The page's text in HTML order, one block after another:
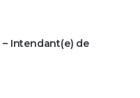
– Intendant(e) de